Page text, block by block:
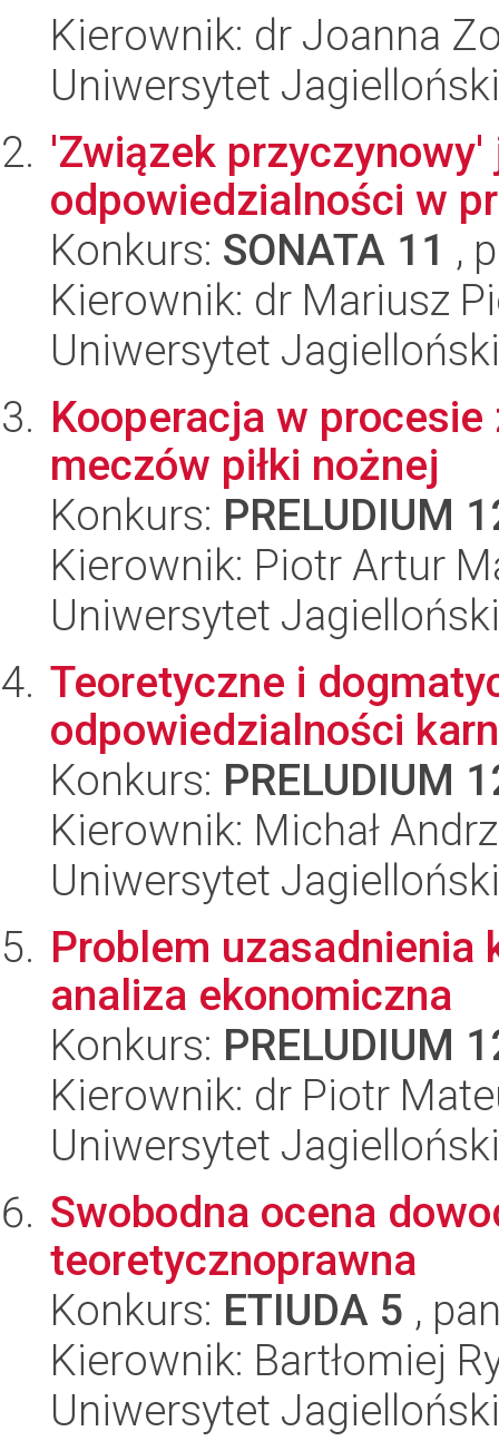
Kierownik: dr Joanna
Uniwersytet
'Związek przyczynowy'
odpowiedzialności w
Konkurs: SONATA 11 ,
Kierownik: dr Mariusz
Uniwersytet
Kooperacja w
meczów piłki nożnej
Konkurs: PRELUDIUM
Kierownik: Piotr Artur
Uniwersytet
Teoretyczne i
odpowiedzialności
Konkurs: PRELUDIUM
Kierownik: Michał
Uniwersytet
Problem
analiza ekonomiczna
Konkurs: PRELUDIUM
Kierownik: dr Piotr
Uniwersytet
Swobodna ocena
teoretycznoprawna
Konkurs: ETIUDA 5 ,
Kierownik: Bartłomiej
Uniwersytet